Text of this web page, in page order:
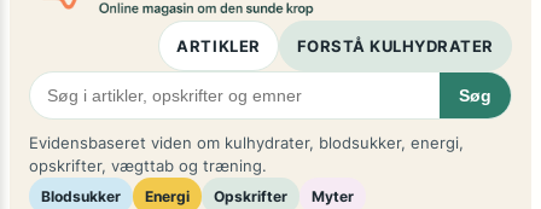
ARTIKLER FORSTÅ KULHYDRATER
Søg
Evidensbaseret viden om kulhydrater, blodsukker, energi,
opskrifter, vægttab og træning.
Blodsukker Energi Opskrifter Myter